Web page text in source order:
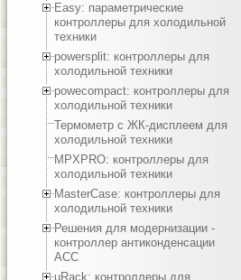
Easy: параметрические
контроллеры для холодильной
техники
powersplit: контроллеры для
холодильной техники
powecompact: контроллеры для
холодильной техники
Термометр с ЖК-дисплеем для
холодильной техники
MPXPRO: контроллеры для
холодильной техники
MasterCase: контроллеры для
холодильной техники
Решения для модернизации -
контроллер антиконденсации
ACC
µRack: контроллеры для